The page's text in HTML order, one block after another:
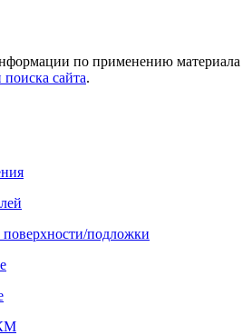
по применению материала
поиска сайта.
подложки